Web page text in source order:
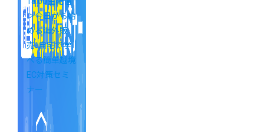
＞今日から始
める海外販
売！自宅で学
べる簡単越境
EC対策セミ
ナー